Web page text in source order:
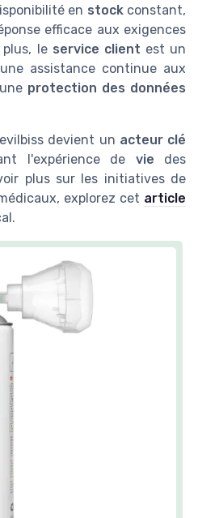
en stockconstant,
efficace aux exigences
plus, le service client est un
assistance continue aux
protection des données
devient un acteur clé
l'expérience de vie des
plus sur les initiatives de
explorez cet article